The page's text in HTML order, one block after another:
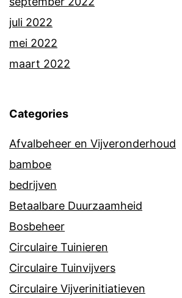
juli 2022
mei 2022
maart 2022
Categories
Afvalbeheer en Vijveronderhoud
bamboe
bedrijven
Betaalbare Duurzaamheid
Bosbeheer
Circulaire Tuinieren
Circulaire Tuinvijvers
Circulaire Vijverinitiatieven